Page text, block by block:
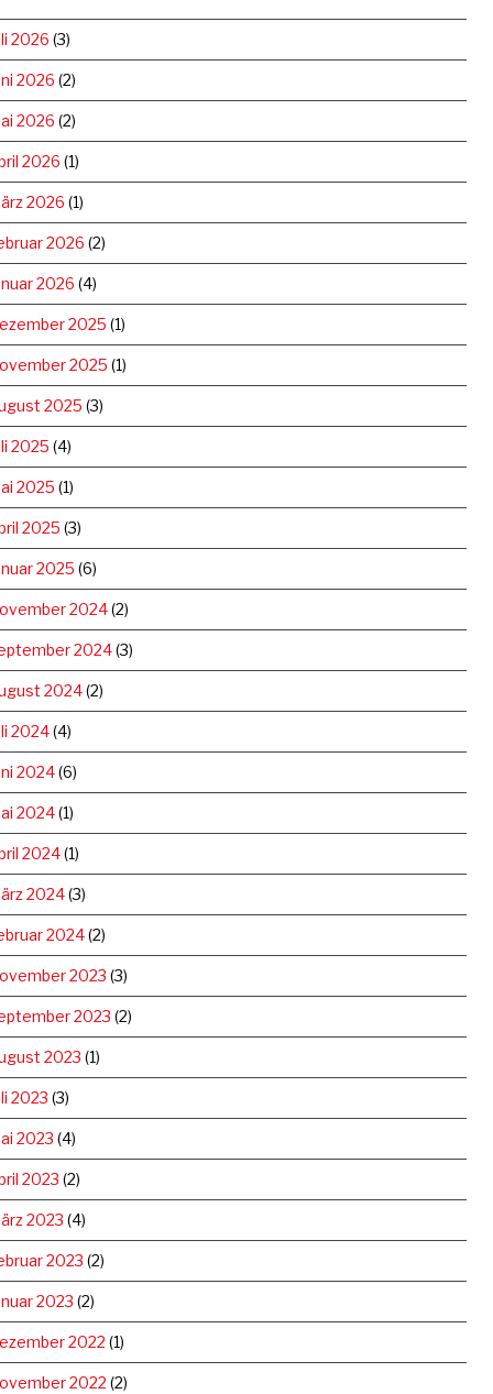
2026 (3)
2026 (2)
2026 (2)
2026 (1)
2026 (1)
2026 (2)
2026 (4)
2025 (1)
2025 (1)
2025 (3)
2025 (4)
2025 (1)
2025 (3)
2025 (6)
2024(2)
2024(3)
2024(2)
2024(4)
2024(6)
2024(1)
2024(1)
2024(3)
2024(2)
2023 (3)
2023 (2)
2023 (1)
2023 (3)
2023 (4)
2023 (2)
2023 (4)
2023 (2)
2023 (2)
2022 (1)
2022 (2)